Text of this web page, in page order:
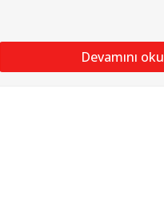
Devamını oku